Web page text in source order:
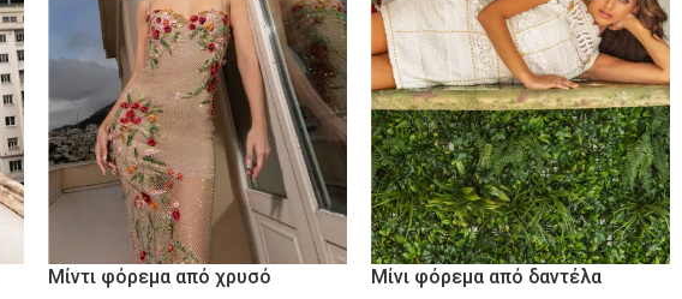
Μίντι φόρεμα από χρυσό
Μίνι φόρεμα από δαντέλα